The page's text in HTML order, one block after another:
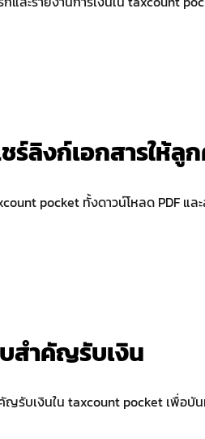
ร์ลิงก์เอกสารให้ลู
pocket ทั้งดาวน์โหลด PDF แ
สำคัญรับเงิน
รับเงินใน taxcount pocket เพื่อบั